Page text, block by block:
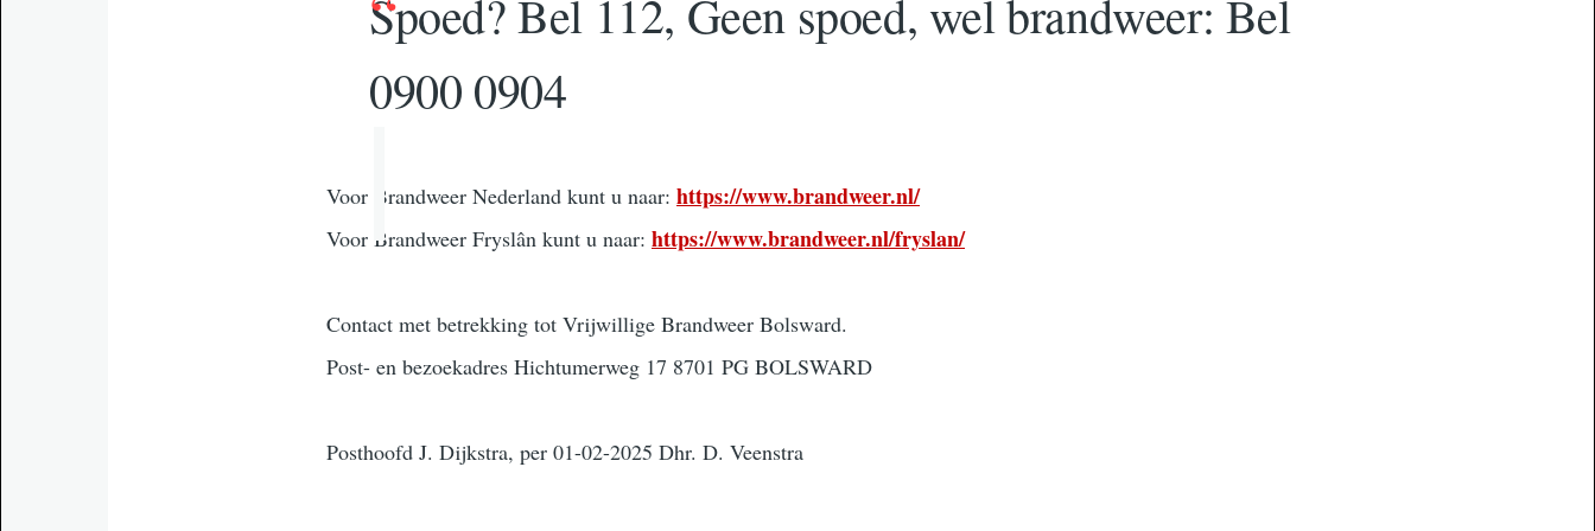
Spoed? Bel 112, Geen spoed, wel brandweer: Bel
0900 0904
Voor Brandweer Nederland kunt u naar: https://www.brandweer.nl/
Voor Brandweer Fryslân kunt u naar: https://www.brandweer.nl/fryslan/
Contact met betrekking tot Vrijwillige Brandweer Bolsward.
Post- en bezoekadres Hichtumerweg 17 8701 PG BOLSWARD
Posthoofd J. Dijkstra, per 01-02-2025 Dhr. D. Veenstra